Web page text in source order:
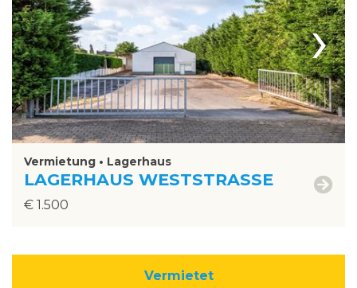
›
Vermietung • Lagerhaus
LAGERHAUS WESTSTRASSE
€ 1.500
Vermietet